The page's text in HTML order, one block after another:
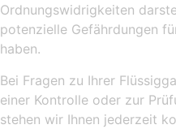
Ordnungswidrigkeiten
potenzielle Gefährdungen
haben.
Bei Fragen zu Ihrer
einer Kontrolle oder zur
stehen wir Ihnen jederzeit